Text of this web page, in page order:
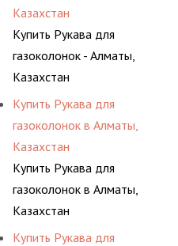
Казахстан
Купить Рукава для
газоколонок - Алматы,
Казахстан
Купить Рукава для
газоколонок в Алматы,
Казахстан
Купить Рукава для
газоколонок в Алматы,
Казахстан
Купить Рукава для